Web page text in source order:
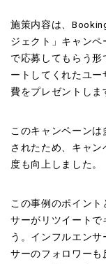
施策内容は、
ジェクト」キャンペ
で応募してもらう
ートしてくれたユ
費をプレゼントしま
このキャンペーン
されたため、キャ
度も向上しました。
この事例のポイン
サーがリツイートで
う。インフルエン
サーのフォロワーも